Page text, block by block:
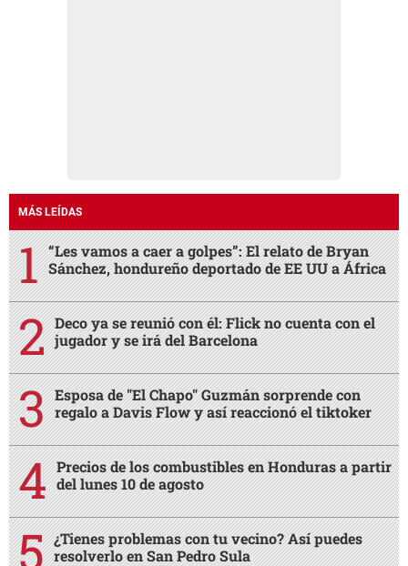
MÁS LEÍDAS
“Les vamos a caer a golpes”: El relato de Bryan
Sánchez, hondureño deportado de EE UU a África
Deco ya se reunió con él: Flick no cuenta con el
jugador y se irá del Barcelona
Esposa de "El Chapo" Guzmán sorprende con
regalo a Davis Flow y así reaccionó el tiktoker
Precios de los combustibles en Honduras a partir
del lunes 10 de agosto
¿Tienes problemas con tu vecino? Así puedes
resolverlo en San Pedro Sula